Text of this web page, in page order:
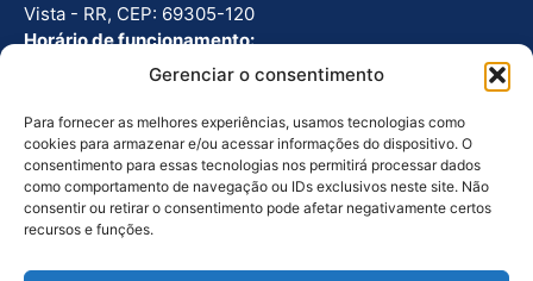
Gerenciar o consentimento
Para fornecer as melhores experiências, usamos tecnologias como
cookies para armazenar e/ou acessar informações do dispositivo. O
consentimento para essas tecnologias nos permitirá processar dados
como comportamento de navegação ou IDs exclusivos neste site. Não
consentir ou retirar o consentimento pode afetar negativamente certos
recursos e funções.
Vista - RR, CEP: 69305-120
Horário de funcionamento:
Seg - Sex: 8h as 12h | 13h as 17h
(95) 3224-2766
Outros Links
Ouvidoria
Licitações